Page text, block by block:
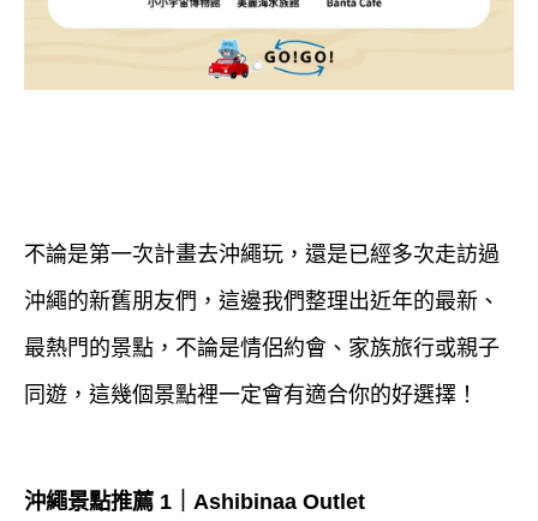
不論是第一次計畫去沖繩玩，還是已經多次走訪過
沖繩的新舊朋友們，這邊我們整理出近年的最新、
最熱門的景點，不論是情侶約會、家族旅行或親子
同遊，這幾個景點裡一定會有適合你的好選擇！
沖繩景點推薦 1｜Ashibinaa Outlet